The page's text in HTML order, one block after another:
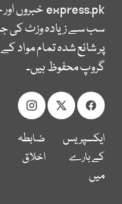
express.pkخبروں
سب سے زیادہ وزٹ کی
پر شائع شدہ تمام مواد
گروپ محفوظ ہیں۔
ایکسپریس
کے بارے
میں
ضابطہ
اخلاق